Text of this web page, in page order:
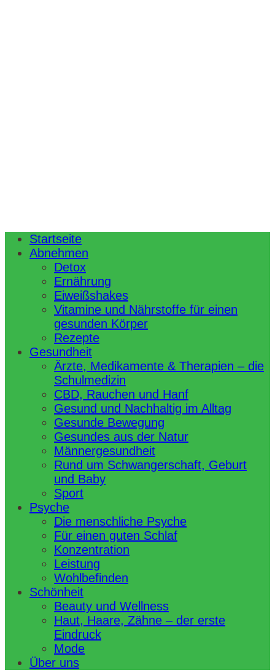
Startseite
Abnehmen
Detox
Ernährung
Eiweißshakes
Vitamine und Nährstoffe für einen
gesunden Körper
Rezepte
Gesundheit
Ärzte, Medikamente & Therapien – die
Schulmedizin
CBD, Rauchen und Hanf
Gesund und Nachhaltig im Alltag
Gesunde Bewegung
Gesundes aus der Natur
Männergesundheit
Rund um Schwangerschaft, Geburt
und Baby
Sport
Psyche
Die menschliche Psyche
Für einen guten Schlaf
Konzentration
Leistung
Wohlbefinden
Schönheit
Beauty und Wellness
Haut, Haare, Zähne – der erste
Eindruck
Mode
Über uns